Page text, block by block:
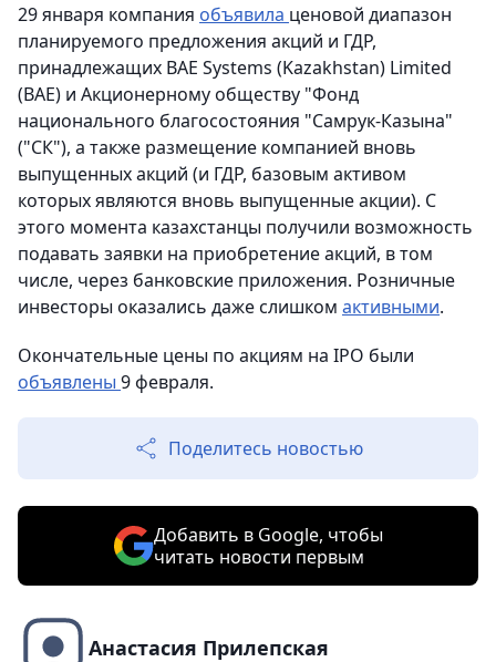
29 января компания объявила ценовой диапазон
планируемого предложения акций и ГДР,
принадлежащих BAE Systems (Kazakhstan) Limited
(BAE) и Акционерному обществу "Фонд
национального благосостояния "Самрук-Казына"
("СК"), а также размещение компанией вновь
выпущенных акций (и ГДР, базовым активом
которых являются вновь выпущенные акции). C
этого момента казахстанцы получили возможность
подавать заявки на приобретение акций, в том
числе, через банковские приложения. Розничные
инвесторы оказались даже слишком активными.
Окончательные цены по акциям на IPO были
объявлены 9 февраля.
Поделитесь новостью
Добавить в Google, чтобы
читать новости первым
Анастасия Прилепская